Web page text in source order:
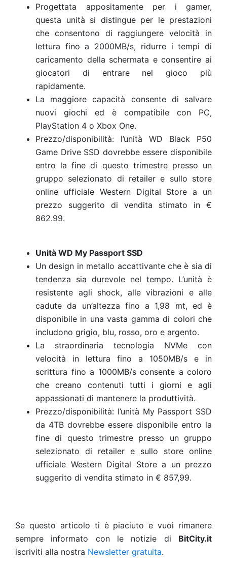
Progettata appositamente per i gamer,
questa unità si distingue per le prestazioni
che consentono di raggiungere velocità in
lettura fino a 2000MB/s, ridurre i tempi di
caricamento della schermata e consentire ai
giocatori di entrare nel gioco più
rapidamente.
La maggiore capacità consente di salvare
nuovi giochi ed è compatibile con PC,
PlayStation 4 o Xbox One.
Prezzo/disponibilità: l’unità WD Black P50
Game Drive SSD dovrebbe essere disponibile
entro la fine di questo trimestre presso un
gruppo selezionato di retailer e sullo store
online ufficiale Western Digital Store a un
prezzo suggerito di vendita stimato in €
862.99.
Unità WD My Passport SSD
Un design in metallo accattivante che è sia di
tendenza sia durevole nel tempo. L’unità è
resistente agli shock, alle vibrazioni e alle
cadute da un’altezza fino a 1,98 mt, ed è
disponibile in una vasta gamma di colori che
includono grigio, blu, rosso, oro e argento.
La straordinaria tecnologia NVMe con
velocità in lettura fino a 1050MB/s e in
scrittura fino a 1000MB/s consente a coloro
che creano contenuti tutti i giorni e agli
appassionati di mantenere la produttività.
Prezzo/disponibilità: l’unità My Passport SSD
da 4TB dovrebbe essere disponibile entro la
fine di questo trimestre presso un gruppo
selezionato di retailer e sullo store online
ufficiale Western Digital Store a un prezzo
suggerito di vendita stimato in € 857,99.
Se questo articolo ti è piaciuto e vuoi rimanere
sempre informato con le notizie di BitCity.it
iscriviti alla nostra Newsletter gratuita.